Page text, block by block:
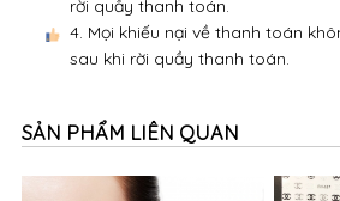
rời quầy thanh toán.
4. Mọi khiếu nại về thanh toán
sau khi rời quầy thanh toán.
SẢN PHẨM LIÊN QUAN